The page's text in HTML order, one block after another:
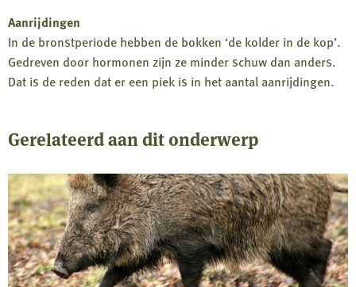
Aanrijdingen
In de bronstperiode hebben de bokken ‘de kolder in de kop’.
Gedreven door hormonen zijn ze minder schuw dan anders.
Dat is de reden dat er een piek is in het aantal aanrijdingen.
Gerelateerd aan dit onderwerp